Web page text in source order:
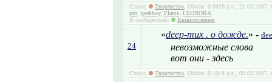
Стихи, Творчество , Объём: 0.0429 а.л., 21 03
pro geekboy, Flame LEONORA
В сообществах:
Квинтэссенция
24
«deep-тих . о дожде.» -
невозможные слова
вот они - здесь
Стихи, Творчество , Объём: 0.1014 а.л., 09 03